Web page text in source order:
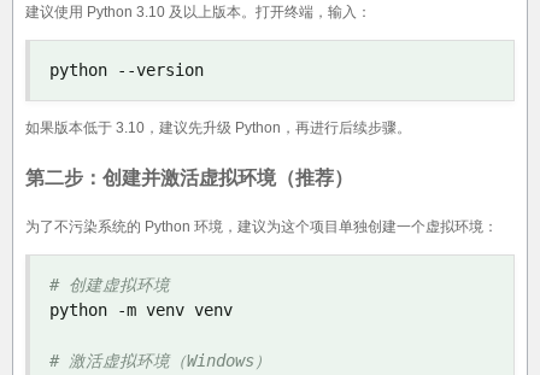
建议使用 Python 3.10 及以上版本。打开终端，输入：
python --version
如果版本低于 3.10，建议先升级 Python，再进行后续步骤。
第二步：创建并激活虚拟环境（推荐）
为了不污染系统的 Python 环境，建议为这个项目单独创建一个虚拟环境：
# 创建虚拟环境
python
-m venv venv
# 激活虚拟环境（Windows）